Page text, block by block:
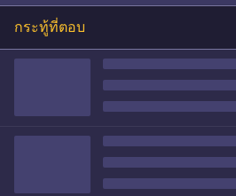
กระทู้ที่ตอบ